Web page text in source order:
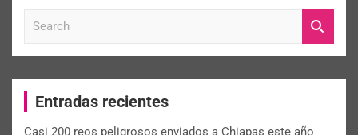
c
Entradas recientes
Casi 200 reos peligrosos enviados a Chiapas este año